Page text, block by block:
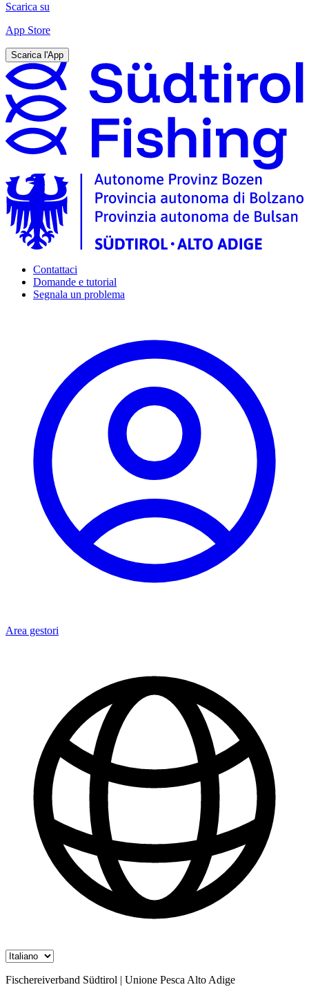
Scarica su
App Store
Scarica l'App
Contattaci
Domande e tutorial
Segnala un problema
Area gestori
Fischereiverband Südtirol | Unione Pesca Alto Adige